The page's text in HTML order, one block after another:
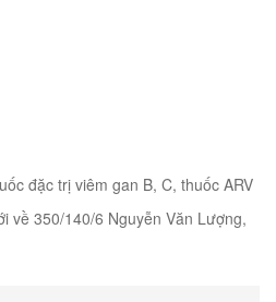
đặc trị viêm gan B, C, thuốc ARV
về 350/140/6 Nguyễn Văn Lượng,